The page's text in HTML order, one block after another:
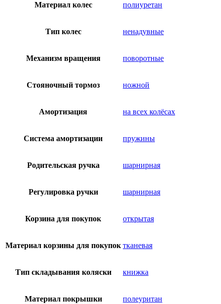
Материал колес полиуретан
Тип колес ненадувные
Механизм вращения поворотные
Стояночный тормоз ножной
Амортизация на всех колёсах
Система амортизации пружины
Родительская ручка шарнирная
Регулировка ручки шарнирная
Корзина для покупок открытая
Материал корзины для покупок тканевая
Тип складывания коляски книжка
Материал покрышки полеуритан